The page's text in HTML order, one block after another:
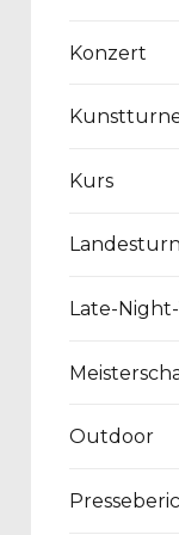
Konzert
Kurs
Late-
Outdoor